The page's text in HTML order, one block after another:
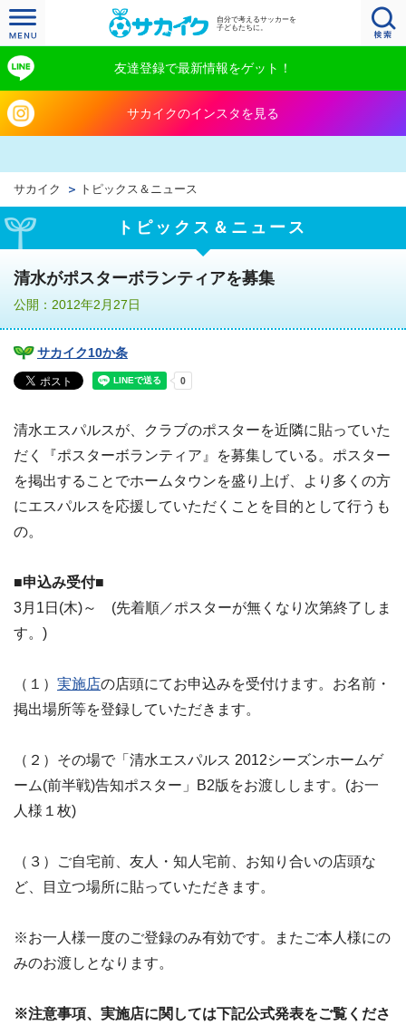
自分で考えるサッカーを
子どもたちに。
友達登録で最新情報をゲット！
サカイクのインスタを見る
サカイク トピックス＆ニュース
トピックス＆ニュース
清水がポスターボランティアを募集
公開：2012年2月27日
サカイク10か条
清水エスパルスが、クラブのポスターを近隣に貼っていた
だく『ポスターボランティア』を募集している。ポスター
を掲出することでホームタウンを盛り上げ、より多くの方
にエスパルスを応援していただくことを目的として行うも
の。
■申込み受付■
3月1日(木)～ (先着順／ポスターが無くなり次第終了しま
す。)
（１） 実施店の店頭にてお申込みを受付けます。お名前・
掲出場所等を登録していただきます。
（２）その場で「清水エスパルス 2012シーズンホームゲ
ーム(前半戦)告知ポスター」B2版をお渡しします。(お一
人様１枚)
（３）ご自宅前、友人・知人宅前、お知り合いの店頭な
ど、目立つ場所に貼っていただきます。
※お一人様一度のご登録のみ有効です。またご本人様にの
みのお渡しとなります。
※注意事項、実施店に関しては下記公式発表をご覧くださ